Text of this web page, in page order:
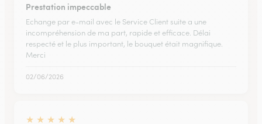
Prestation impeccable
Echange par e-mail avec le Service Client suite a une
incompréhension de ma part, rapide et efficace. Délai
respecté et le plus important, le bouquet était magnifique.
Merci
02/06/2026
★ ★ ★ ★ ★